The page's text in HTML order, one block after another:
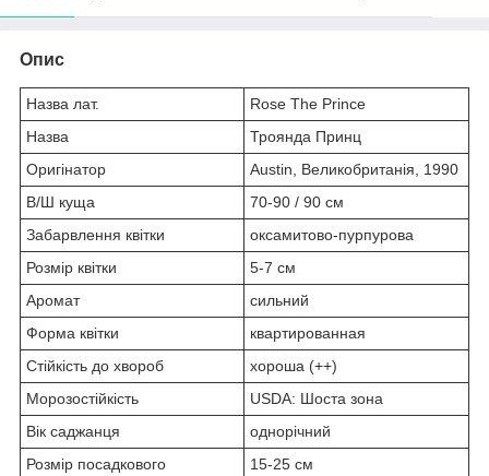
Опис
Назва лат.
Rose The Prince
Назва
Троянда Принц
Оригінатор
Austin, Великобританія, 1990
В/Ш куща
70-90 / 90 см
Забарвлення квітки
оксамитово-пурпурова
Розмір квітки
5-7 см
Аромат
сильний
Форма квітки
квартированная
Стійкість до хвороб
хороша (++)
Морозостійкість
USDA: Шоста зона
Вік саджанця
однорічний
Розмір посадкового
15-25 см